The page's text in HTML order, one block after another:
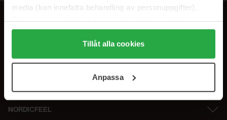
media (kan innefatta behandling av personuppgifter).
Genom att trycka på "Tillåt alla cookies" accepterar du
alla cookies, medan du under "Detaljer" kan anpassa
användningen av cookies. Du kan när som helst återkalla
samt vår Integritetspolicy.
Tillåt alla cookies
Anpassa
NORDICFEEL